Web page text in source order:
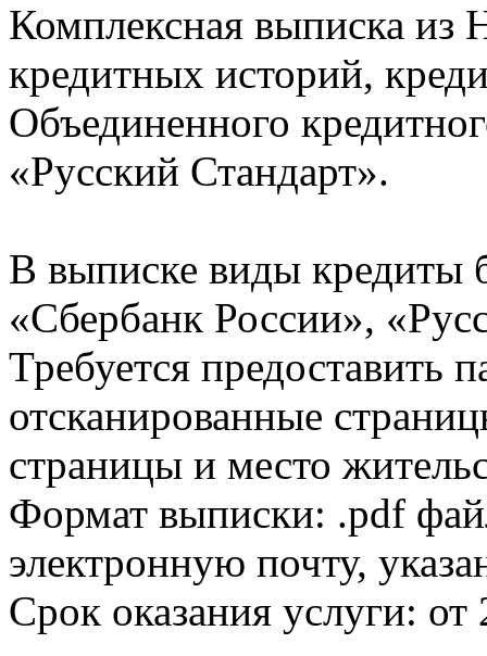
Комплексная выписка из
кредитных историй,
Объединенного
«Русский Стандарт».
В выписке виды кредиты
«Сбербанк России»,
Требуется предоставить
отсканированные
страницы и место
Формат выписки: .pdf
электронную почту,
Срок оказания услуги: от